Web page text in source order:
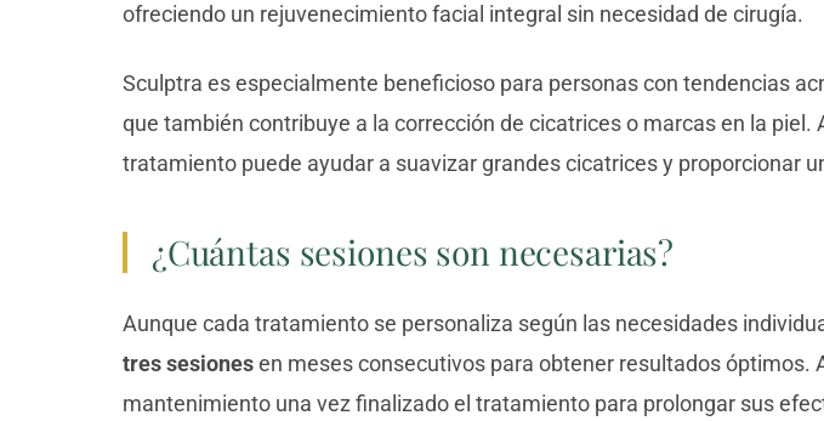
ofreciendo un rejuvenecimiento facial integral sin necesidad de cirugía.
Sculptra es especialmente beneficioso para personas con tendencias
que también contribuye a la corrección de cicatrices o marcas en la piel.
tratamiento puede ayudar a suavizar grandes cicatrices y proporcionar
¿Cuántas sesiones son necesarias?
Aunque cada tratamiento se personaliza según las necesidades
tres sesionesen meses consecutivos para obtener resultados óptimos.
mantenimiento una vez finalizado el tratamiento para prolongar sus